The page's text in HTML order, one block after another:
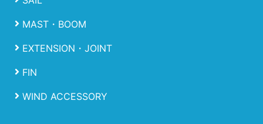
MAST・BOOM
EXTENSION・JOINT
FIN
WIND ACCESSORY